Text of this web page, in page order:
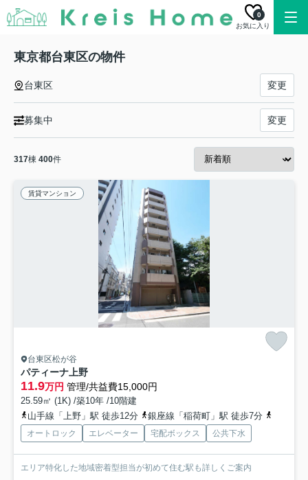
お気に入り
0
東京都台東区の物件
台東区 変更
募集中 変更
317棟 400件
賃貸マンション
台東区松が谷
パティーナ上野
11.9万円 管理/共益費15,000円
25.59㎡ (1K) /築10年 /10階建
山手線「上野」駅 徒歩12分
銀座線「稲荷町」駅 徒歩7分
オートロック エレベーター 宅配ボックス 公共下水
エリア特化した地域密着型担当が初めて住む駅も詳しくご案内